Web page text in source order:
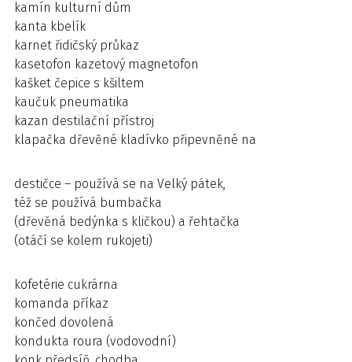
kamín kulturní dům
kanta kbelík
karnet řidičský průkaz
kasetofon kazetový magnetofon
kašket čepice s kšiltem
kaučuk pneumatika
kazan destilační přístroj
klapačka dřevěné kladívko připevněné na
destičce – používá se na Velký pátek,
též se používá bumbačka
(dřevěná bedýnka s kličkou) a řehtačka
(otáčí se kolem rukojeti)
kofetérie cukrárna
komanda příkaz
končed dovolená
kondukta roura (vodovodní)